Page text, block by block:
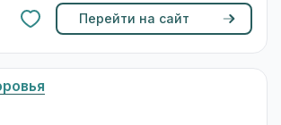
Перейти на сайт